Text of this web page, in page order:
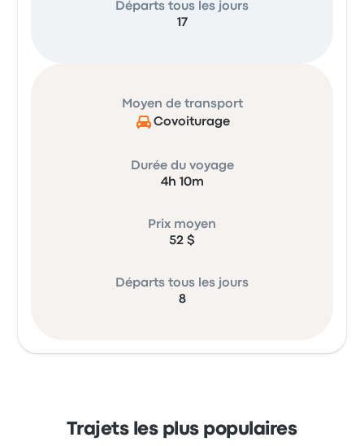
Départs tous les jours
17
Moyen de transport
Covoiturage
Durée du voyage
4h 10m
Prix moyen
52 $
Départs tous les jours
8
Trajets les plus populaires